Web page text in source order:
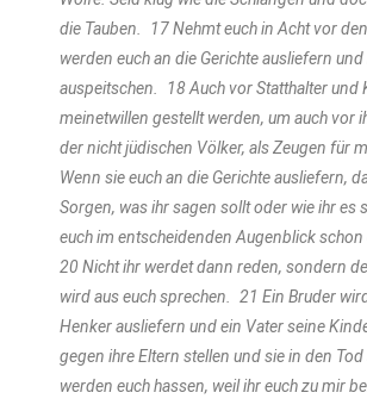
die Tauben. 17 Nehmt euch in Acht vor
werden euch an die Gerichte ausliefern
auspeitschen. 18 Auch vor Statthalter und
meinetwillen gestellt werden, um auch vor
der nicht jüdischen Völker, als Zeugen für
Wenn sie euch an die Gerichte ausliefern,
Sorgen, was ihr sagen sollt oder wie ihr es
euch im entscheidenden Augenblick
20 Nicht ihr werdet dann reden, sondern
wird aus euch sprechen. 21 Ein Bruder
Henker ausliefern und ein Vater seine
gegen ihre Eltern stellen und sie in den
werden euch hassen, weil ihr euch zu mir